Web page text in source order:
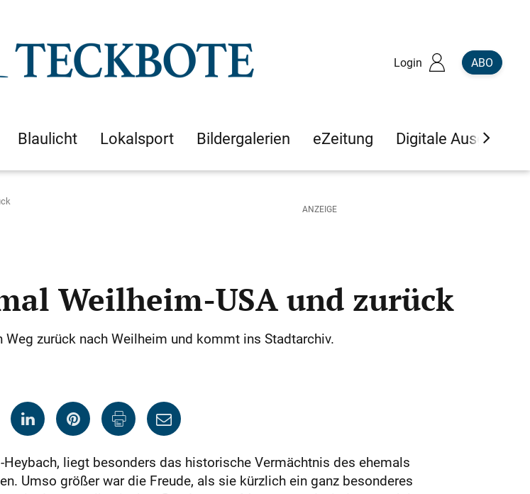
Login ABO
Blaulicht Lokalsport Bildergalerien eZeitung Digitale Ausgaben
Weilheim-USA und zurück
zurück nach Weilheim und kommt ins Stadtarchiv.
liegt besonders das historische Vermächtnis des ehemals
Umso größer war die Freude, als sie kürzlich ein ganz besonderes